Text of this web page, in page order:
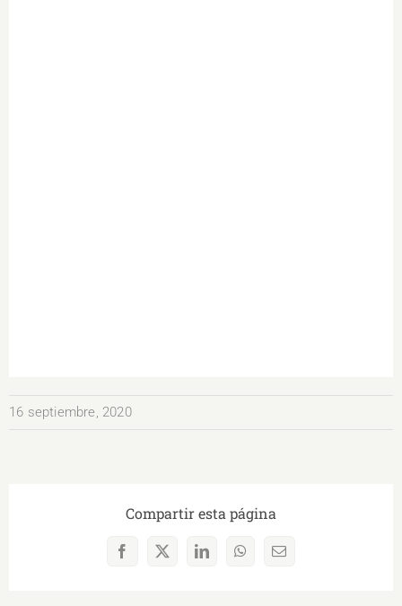
16 septiembre, 2020
Compartir esta página
Facebook
X LinkedInWhatsAppCorreo